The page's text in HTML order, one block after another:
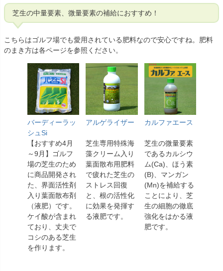
芝生の中量要素、微量要素の補給におすすめ！
こちらはゴルフ場でも愛用されている肥料なので安心ですね。肥料
のまき方は各ページを参照ください。
バーディーラッ
シュSi
【おすすめ4月
～9月】ゴルフ
場の芝生のため
に商品開発され
た、界面活性剤
入り葉面散布剤
（液肥）です。
ケイ酸が含まれ
ており、丈夫で
コシのある芝生
を作ります。
アルゲライザー
芝生専用特殊海
藻クリーム入り
葉面散布用肥料
で疲れた芝生の
ストレス回復
と、根の活性化
に効果を発揮す
る液肥です。
カルファエース
芝生の微量要素
であるカルシウ
ム(Ca)、ほう素
(B)、マンガン
(Mn)を補給する
ことにより、芝
生の細胞の徹底
強化をはかる液
肥です。